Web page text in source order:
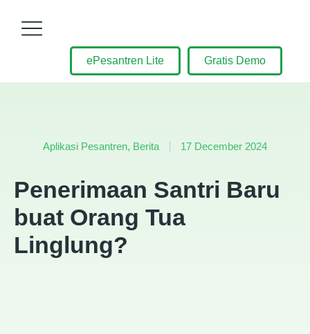
ePesantren Lite Gratis Demo
Aplikasi Pesantren, Berita 17 December 2024
Penerimaan Santri Baru
buat Orang Tua
Linglung?